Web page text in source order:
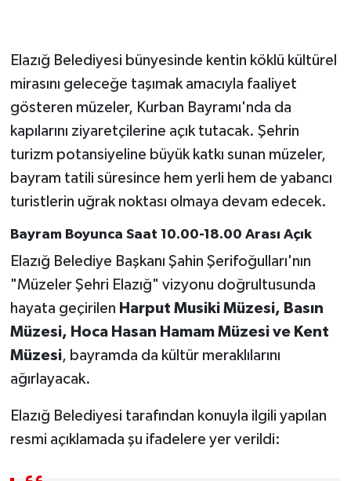
Elazığ Belediyesi bünyesinde kentin köklü kültürel
mirasını geleceğe taşımak amacıyla faaliyet
gösteren müzeler, Kurban Bayramı'nda da
kapılarını ziyaretçilerine açık tutacak. Şehrin
turizm potansiyeline büyük katkı sunan müzeler,
bayram tatili süresince hem yerli hem de yabancı
turistlerin uğrak noktası olmaya devam edecek.
Bayram Boyunca Saat 10.00-18.00 Arası Açık
Elazığ Belediye Başkanı Şahin Şerifoğulları'nın
"Müzeler Şehri Elazığ" vizyonu doğrultusunda
hayata geçirilen Harput Musiki Müzesi, Basın
Müzesi, Hoca Hasan Hamam Müzesi ve Kent
Müzesi, bayramda da kültür meraklılarını
ağırlayacak.
Elazığ Belediyesi tarafından konuyla ilgili yapılan
resmi açıklamada şu ifadelere yer verildi: